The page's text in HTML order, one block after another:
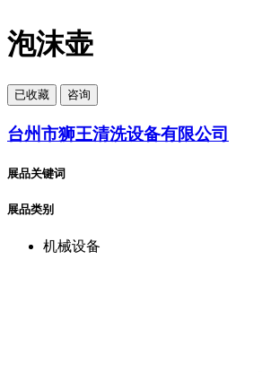
泡沫壶
已收藏 咨询
台州市狮王清洗设备有限公司
展品关键词
展品类别
机械设备